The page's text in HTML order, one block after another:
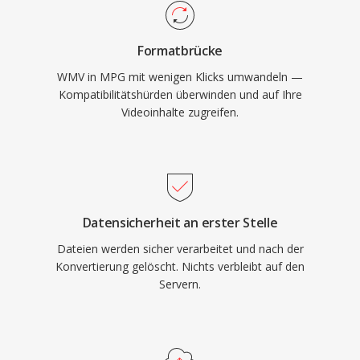
Media-Ökosystem gebunden sind.
Full HD unterstützen. Die Programm-Stream-
Struktur geht von einem relativ zuverlässigen
Speichermedium aus, im Gegensatz zur
Transport-Stream-Variante für den Rundfunk,
was sie effizient für dateibasierte Wiedergabe
des Formats, da praktisch jeder Mediaplayer
MPG begegnet einem weiterhin in archivierten
Videoinhalten, Ueberwachungsaufnahmen und
Formatbrücke
WMV in MPG mit wenigen Klicks umwandeln —
Kompatibilitätshürden überwinden und auf Ihre
Videoinhalte zugreifen.
Datensicherheit an erster Stelle
Dateien werden sicher verarbeitet und nach der
Konvertierung gelöscht. Nichts verbleibt auf den
Servern.